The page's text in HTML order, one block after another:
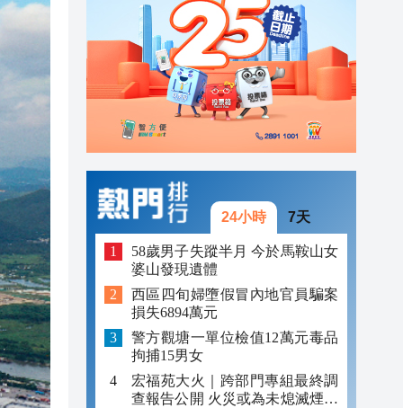
23:45
23:29
24小時 7天
58歲男子失蹤半月 今於馬鞍山女
婆山發現遺體
西區四旬婦墮假冒內地官員騙案
損失6894萬元
警方觀塘一單位檢值12萬元毒品
拘捕15男女
宏福苑大火｜跨部門專組最終調
查報告公開 火災或為未熄滅煙頭